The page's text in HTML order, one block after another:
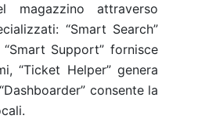
magazzino attraverso
“Smart Search”
Support” fornisce
“Ticket Helper” genera
consente la